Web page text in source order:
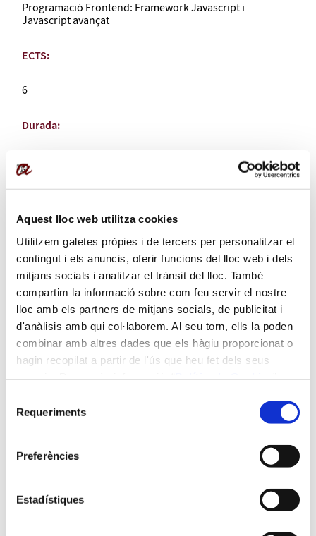
Aquest lloc web utilitza cookies
Utilitzem galetes pròpies i de tercers per personalitzar el
contingut i els anuncis, oferir funcions del lloc web i dels
mitjans socials i analitzar el trànsit del lloc. També
compartim la informació sobre com feu servir el nostre
lloc amb els partners de mitjans socials, de publicitat i
d'anàlisis amb qui col·laborem. Al seu torn, ells la poden
combinar amb altres dades que els hàgiu proporcionat o
hagin recopilat a partir de l'ús que heu fet dels seus
Requeriments
Preferències
Estadístiques
Programació Frontend: Framework Javascript i
Javascript avançat
ECTS:
6
Durada:
60 h.
Contingut:
Javascript avançat
Mòdul:
3
Durada: